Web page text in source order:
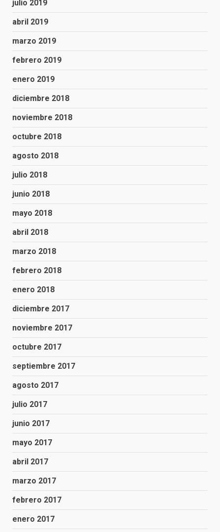
julio 2019
abril 2019
marzo 2019
febrero 2019
enero 2019
diciembre 2018
noviembre 2018
octubre 2018
agosto 2018
julio 2018
junio 2018
mayo 2018
abril 2018
marzo 2018
febrero 2018
enero 2018
diciembre 2017
noviembre 2017
octubre 2017
septiembre 2017
agosto 2017
julio 2017
junio 2017
mayo 2017
abril 2017
marzo 2017
febrero 2017
enero 2017